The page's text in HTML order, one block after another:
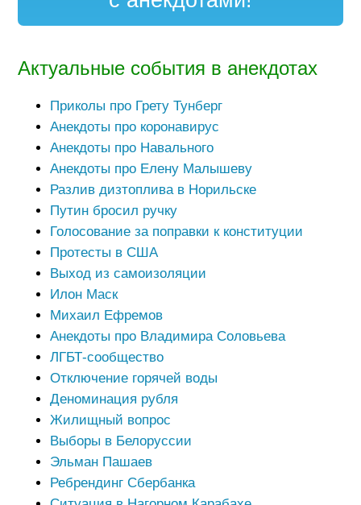
Актуальные события в анекдотах
Приколы про Грету Тунберг
Анекдоты про коронавирус
Анекдоты про Навального
Анекдоты про Елену Малышеву
Разлив дизтоплива в Норильске
Путин бросил ручку
Голосование за поправки к конституции
Протесты в США
Выход из самоизоляции
Илон Маск
Михаил Ефремов
Анекдоты про Владимира Соловьева
ЛГБТ-сообщество
Отключение горячей воды
Деноминация рубля
Жилищный вопрос
Выборы в Белоруссии
Эльман Пашаев
Ребрендинг Сбербанка